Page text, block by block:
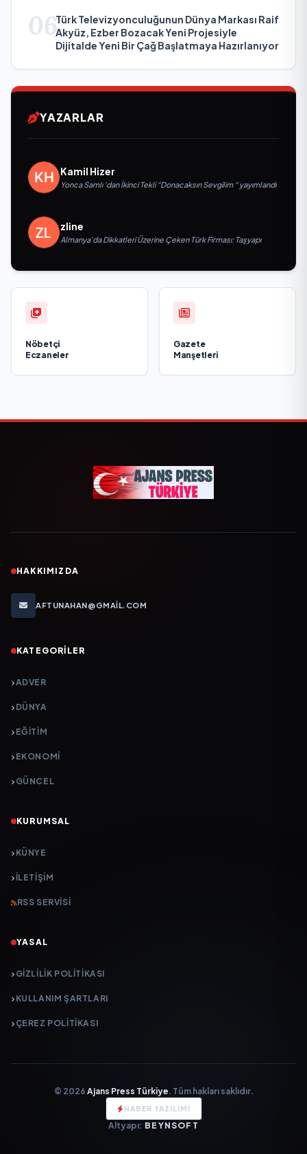
06Türk Televizyonculuğunun Dünya Markası Raif
Akyüz, Ezber Bozacak Yeni Projesiyle
Dijitalde Yeni Bir Çağ Başlatmaya Hazırlanıyor
YAZARLAR
Kamil Hizer
Yonca Samlı ‘dan İkinci Tekli “Donacaksın Sevgilim “ yayımlandı
zline
Almanya’da Dikkatleri Üzerine Çeken Türk Firması: Taşyapı
Nöbetçi
Eczaneler
Gazete
Manşetleri
HAKKIMIZDA
AFTUNAHAN@GMAIL.COM
KATEGORILER
ADVER
DÜNYA
EĞİTİM
EKONOMİ
GÜNCEL
KURUMSAL
KÜNYE
İLETIŞIM
RSS SERVISI
YASAL
GIZLILIK POLITIKASI
KULLANIM ŞARTLARI
ÇEREZ POLITIKASI
© 2026 Ajans Press Türkiye. Tüm hakları saklıdır.
HABER YAZILIMI
Altyapı: BEYNSOFT